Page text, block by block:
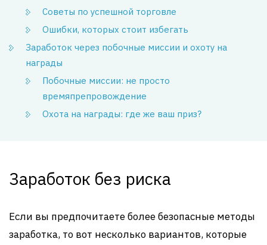
Советы по успешной торговле
Ошибки, которых стоит избегать
Заработок через побочные миссии и охоту на
награды
Побочные миссии: не просто
времяпрепровождение
Охота на награды: где же ваш приз?
Заработок без риска
Если вы предпочитаете более безопасные методы
заработка, то вот несколько вариантов, которые